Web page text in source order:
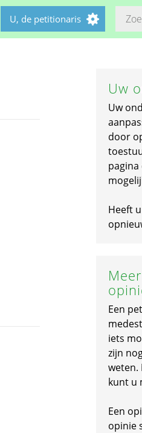
U, de petitionaris
Uw
Uw
door
Heeft
Een
iets
zijn
weten.
kunt u
Een
opinie